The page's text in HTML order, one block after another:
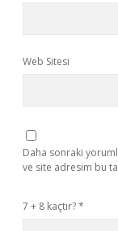
Web Sitesi
Daha sonraki
ve site adresim bu
7 + 8 kaçtır?*